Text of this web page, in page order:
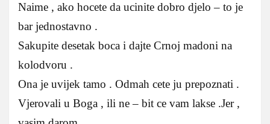
Naime , ako hocete da ucinite dobro djelo – to je
bar jednostavno .
Sakupite desetak boca i dajte Crnoj madoni na
kolodvoru .
Ona je uvijek tamo . Odmah cete ju prepoznati .
Vjerovali u Boga , ili ne – bit ce vam lakse .Jer ,